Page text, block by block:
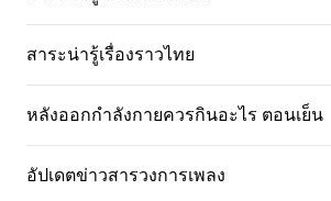
สาระน่ารู้เรื่องราวไทย
หลังออกกําลังกายควรกินอะไร ตอนเย็น
อัปเดตข่าวสารวงการเพลง